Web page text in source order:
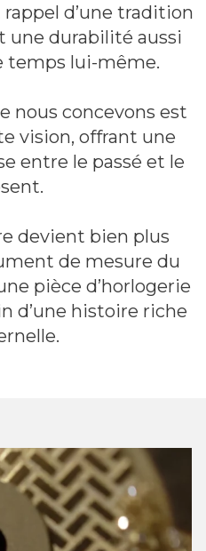
d’une tradition
une durabilité aussi
temps lui-même.
nous concevons est
vision, offrant une
entre le passé et le
devient bien plus
de mesure du
pièce d’horlogerie
d’une histoire riche